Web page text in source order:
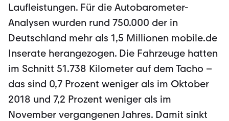
Laufleistungen. Für die Autobarometer-
Analysen wurden rund 750.000 der in
Deutschland mehr als 1,5 Millionen mobile.de
Inserate herangezogen. Die Fahrzeuge hatten
im Schnitt 51.738 Kilometer auf dem Tacho –
das sind 0,7 Prozent weniger als im Oktober
2018 und 7,2 Prozent weniger als im
November vergangenen Jahres. Damit sinkt